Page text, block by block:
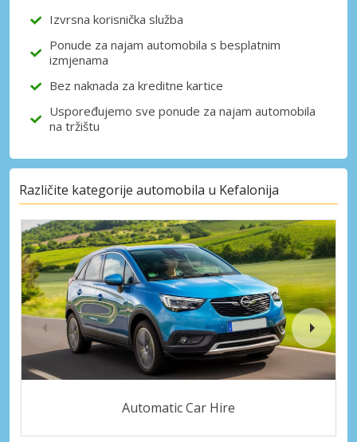
Izvrsna korisnička služba
Ponude za najam automobila s besplatnim
izmjenama
Bez naknada za kreditne kartice
Uspoređujemo sve ponude za najam automobila
na tržištu
Različite kategorije automobila u Kefalonija
Automatic Car Hire